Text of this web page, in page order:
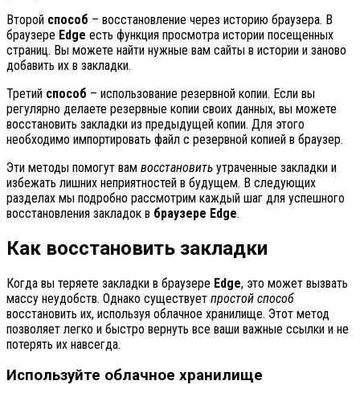
Второй способ – восстановление через историю браузера. В
браузере Edge есть функция просмотра истории посещенных
страниц. Вы можете найти нужные вам сайты в истории и заново
добавить их в закладки.
Третий способ – использование резервной копии. Если вы
регулярно делаете резервные копии своих данных, вы можете
восстановить закладки из предыдущей копии. Для этого
необходимо импортировать файл с резервной копией в браузер.
Эти методы помогут вам восстановить утраченные закладки и
избежать лишних неприятностей в будущем. В следующих
разделах мы подробно рассмотрим каждый шаг для успешного
восстановления закладок в браузере Edge.
Как восстановить закладки
Когда вы теряете закладки в браузере Edge, это может вызвать
массу неудобств. Однако существует простой способ
восстановить их, используя облачное хранилище. Этот метод
позволяет легко и быстро вернуть все ваши важные ссылки и не
потерять их навсегда.
Используйте облачное хранилище